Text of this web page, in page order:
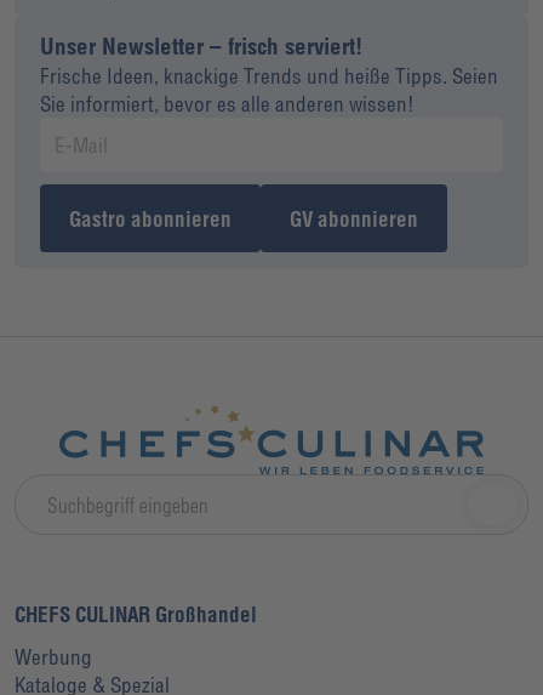
Unser Newsletter – frisch serviert!
Frische Ideen, knackige Trends und heiße Tipps. Seien
Sie informiert, bevor es alle anderen wissen!
Gastro abonnieren GV abonnieren
CHEFS CULINAR Großhandel
Werbung
Kataloge & Spezial